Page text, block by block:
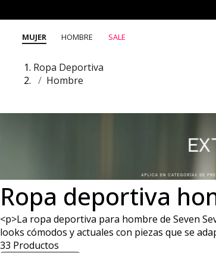
MUJER HOMBRE SALE
Ropa Deportiva
Hombre
Ropa deportiva
<p>La ropa deportiva para hombre de Seven
looks cómodos y actuales con piezas que se
33 Productos